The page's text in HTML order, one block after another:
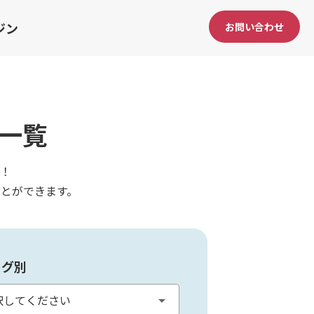
ン お問い合わせ
覧
ができます。
別